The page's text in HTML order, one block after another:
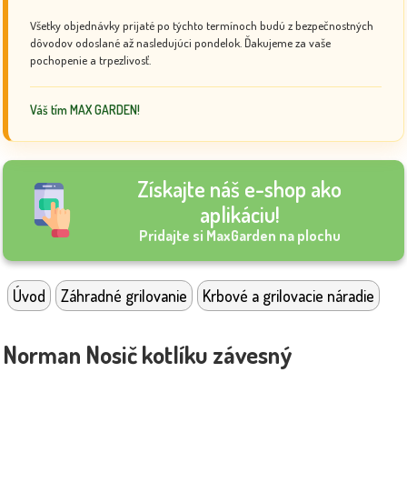
Všetky objednávky prijaté po týchto termínoch budú z bezpečnostných
dôvodov odoslané až nasledujúci pondelok. Ďakujeme za vaše
pochopenie a trpezlivosť.
Váš tím MAX GARDEN!
Získajte náš e-shop ako
aplikáciu!
Pridajte si MaxGarden na plochu
Úvod Záhradné grilovanie Krbové a grilovacie náradie
Norman Nosič kotlíku závesný